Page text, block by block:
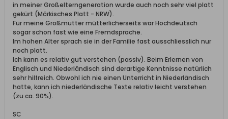
in meiner Großelterngeneration wurde auch noch sehr viel platt
gekürt (Märkisches Platt - NRW).
Für meine Großmutter mütterlicherseits war Hochdeutsch
sogar schon fast wie eine Fremdsprache.
Im hohen Alter sprach sie in der Familie fast ausschliesslich nur
noch platt.
Ich kann es relativ gut verstehen (passiv). Beim Erlernen von
Englisch und Niederländisch sind derartige Kenntnisse natürlich
sehr hilfreich. Obwohl ich nie einen Unterricht in Niederländisch
hatte, kann ich niederländische Texte relativ leicht verstehen
(zu ca. 90%).
SC